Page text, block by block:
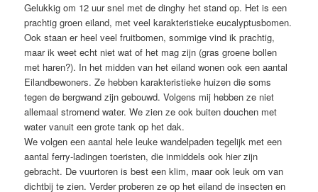
Gelukkig om 12 uur snel met de dinghy het stand op. Het is een
prachtig groen eiland, met veel karakteristieke eucalyptusbomen.
Ook staan er heel veel fruitbomen, sommige vind ik prachtig,
maar ik weet echt niet wat of het mag zijn (gras groene bollen
met haren?). In het midden van het eiland wonen ook een aantal
Eilandbewoners. Ze hebben karakteristieke huizen die soms
tegen de bergwand zijn gebouwd. Volgens mij hebben ze niet
allemaal stromend water. We zien ze ook buiten douchen met
water vanuit een grote tank op het dak.
We volgen een aantal hele leuke wandelpaden tegelijk met een
aantal ferry-ladingen toeristen, die inmiddels ook hier zijn
gebracht. De vuurtoren is best een klim, maar ook leuk om van
dichtbij te zien. Verder proberen ze op het eiland de insecten en